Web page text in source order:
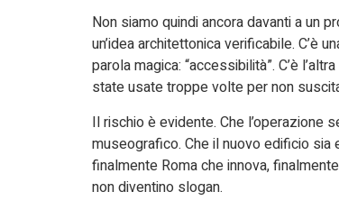
Non siamo quindi ancora davanti a un
un’idea architettonica verificabile. C’è
parola magica: “accessibilità”. C’è
state usate troppe volte per non
Il rischio è evidente. Che l’operazione
museografico. Che il nuovo edificio
finalmente Roma che innova,
non diventino slogan.